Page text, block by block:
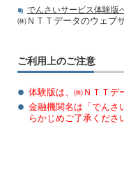
でんさいサービス体験版
㈱ＮＴＴデータのウェブ
ご利用上のご注意
体験版は、㈱ＮＴＴデ
金融機関名は「でんさ
らかじめご了承くださ